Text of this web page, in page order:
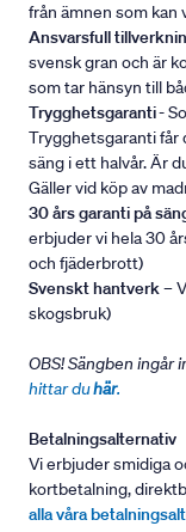
från ämnen som kan
Ansvarsfull
svensk gran och är
som tar hänsyn till
Trygghetsgaranti-
Trygghetsgaranti får
säng i ett halvår. Är
Gäller vid köp av
30 års garanti på
erbjuder vi hela 30
och fjäderbrott)
Svenskt hantverk–
skogsbruk)
OBS! Sängben ingår
hittar duhär.
Betalningsalternativ
Vi erbjuder smidiga
kortbetalning,
alla våra